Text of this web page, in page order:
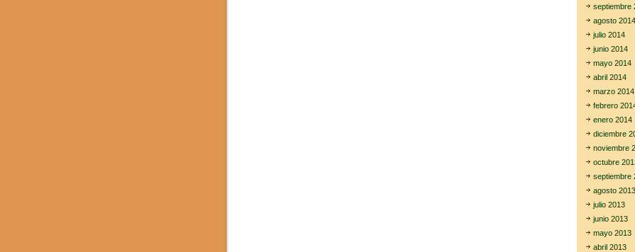
septiembre
agosto 2014
julio 2014
junio 2014
mayo 2014
abril 2014
marzo 2014
febrero
enero 2014
diciembre
noviembre
octubre
septiembre
agosto 2013
julio 2013
junio 2013
mayo 2013
abril 2013